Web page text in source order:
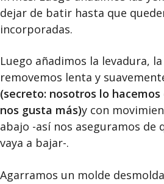
dejar de batir hasta que
incorporadas.
Luego añadimos la levadura,
removemos lenta y
(secreto: nosotros lo
nos gusta más)y con
abajo -así nos aseguramos de
vaya a bajar-.
Agarramos un molde